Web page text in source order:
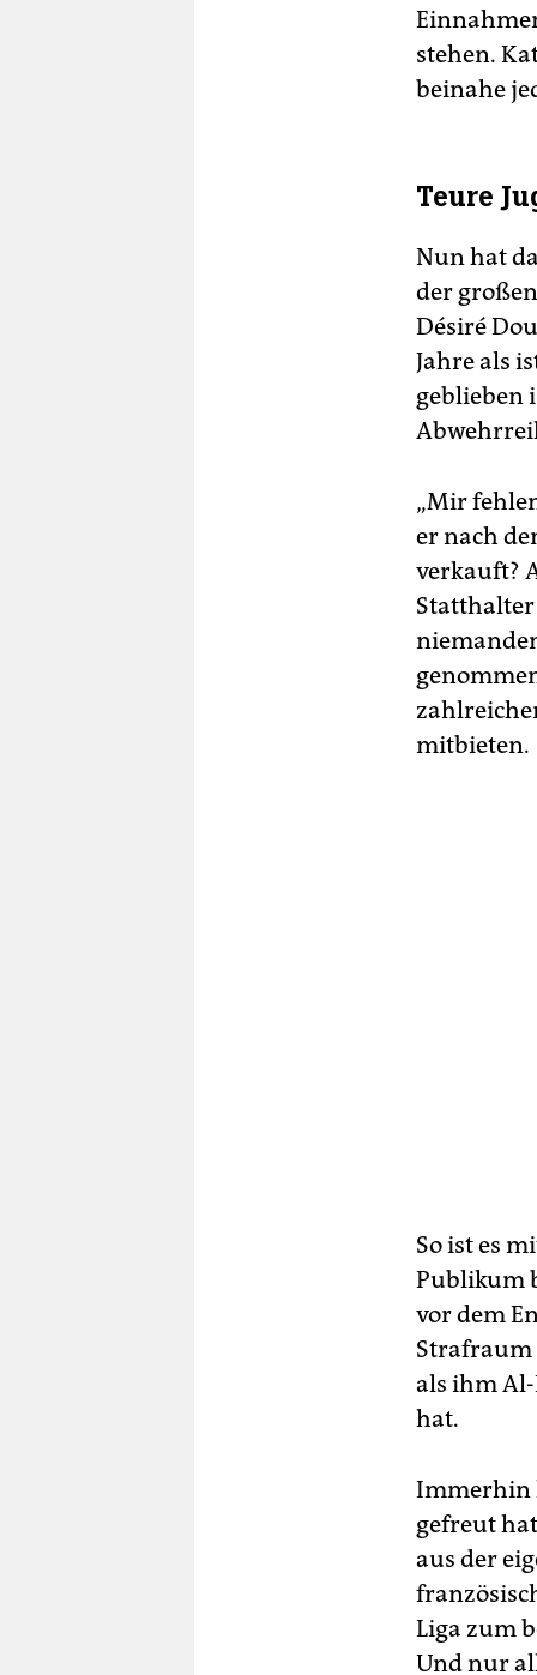
stehen.
beinahe
Teure
Nun hat
der
Désiré
Jahre als
geblieben
„Mir
er nach
verkauft?
mitbieten.
So ist es
Publikum
vor dem
Strafraum
als ihm
hat.
Immerhin
gefreut
aus der
Liga zum
Und nur